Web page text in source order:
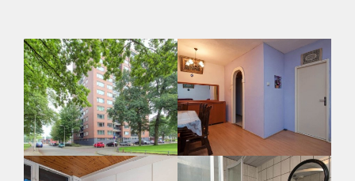
Huurtoeslag
Mogelijk
Inkomen eis
N.V.T.
Huurtermijn
Onbepaalde termijn
Oplevering
Kaal